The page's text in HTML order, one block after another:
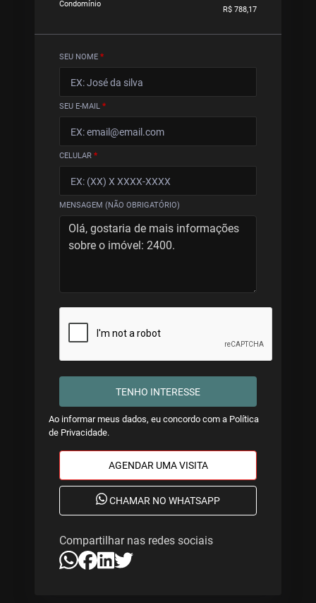
Condomínio
R$ 788,17
SEU NOME *
SEU E-MAIL *
CELULAR *
MENSAGEM (NÃO OBRIGATÓRIO)
TENHO INTERESSE
Ao informar meus dados, eu concordo com a Política
de Privacidade.
AGENDAR UMA VISITA
CHAMAR NO WHATSAPP
Compartilhar nas redes sociais